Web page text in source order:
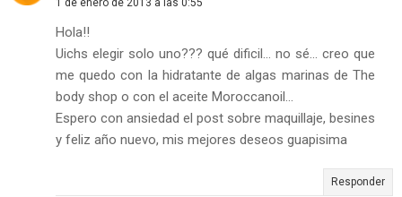
Hola!!
Uichs elegir solo uno??? qué dificil... no sé... creo que
me quedo con la hidratante de algas marinas de The
body shop o con el aceite Moroccanoil...
Espero con ansiedad el post sobre maquillaje, besines
y feliz año nuevo, mis mejores deseos guapisima
Responder